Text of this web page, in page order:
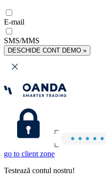
E-mail
SMS/MMS
DESCHIDE CONT DEMO »
go to client zone
Testează contul nostru!